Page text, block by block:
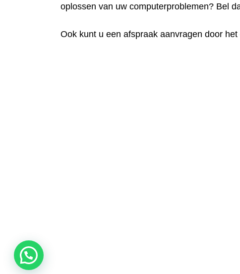
oplossen van uw computerproblemen? Bel
Ook kunt u een afspraak aanvragen door het